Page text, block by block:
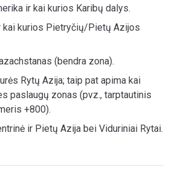
ir kai kurios Karibų dalys.
kai kurios Pietryčių/Pietų Azijos
(bendra zona).
Rytų Azija; taip pat apima kai
paslaugų zonas (pvz., tarptautinis
+800).
ir Pietų Azija bei Viduriniai Rytai.